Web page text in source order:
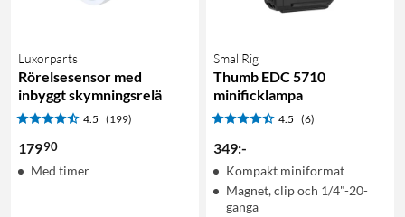
Luxorparts
Rörelsesensor med
inbyggt skymningsrelä
4.5 (199)
17990
Med timer
SmallRig
Thumb EDC 5710
minificklampa
4.5 (6)
349:-
Kompakt miniformat
Magnet, clip och 1/4"-20-
gänga